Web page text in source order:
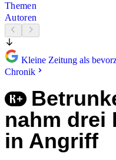
Themen
Autoren
Kleine Zeitung als
Chronik
nahm drei
in Angriff